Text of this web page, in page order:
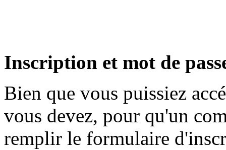
Inscription et mot de
Bien que vous puissiez
vous devez, pour qu'un
remplir le formulaire